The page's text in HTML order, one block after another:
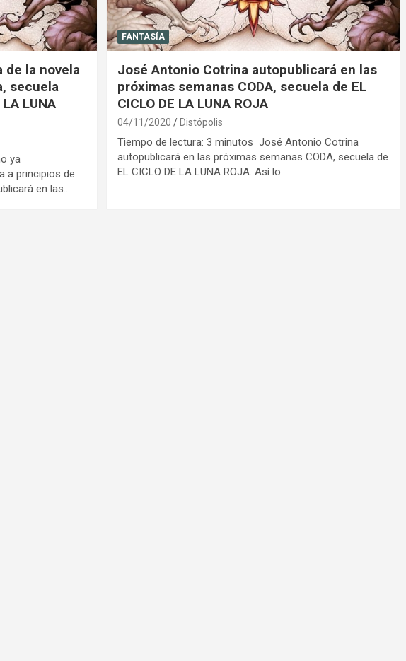
de la novela
secuela
LUNA
ya
a principios de
en las…
FANTASÍA
José Antonio Cotrina autopublicará en las
próximas semanas CODA, secuela de EL
CICLO DE LA LUNA ROJA
04/11/2020 Distópolis
Tiempo de lectura: 3 minutos José Antonio Cotrina
autopublicará en las próximas semanas CODA, secuela de
EL CICLO DE LA LUNA ROJA. Así lo…